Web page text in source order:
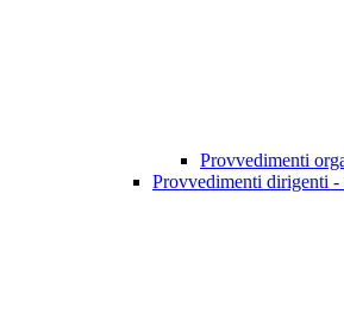
Provvedimenti
Provvedimenti dirigenti -